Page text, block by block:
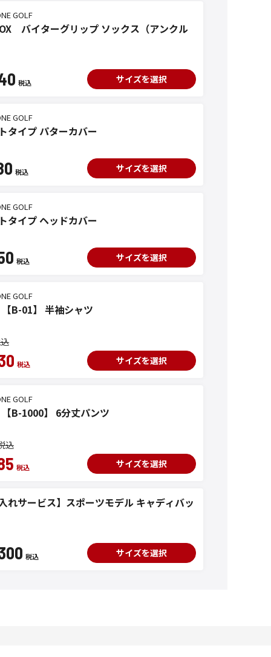
GOLF
バイターグリップ ソックス（アンクル
サイズを選択
GOLF
タイプ パターカバー
サイズを選択
GOLF
タイプ ヘッドカバー
サイズを選択
GOLF
B-01】 半袖シャツ
サイズを選択
GOLF
B-1000】 6分丈パンツ
サイズを選択
れサービス】スポーツモデル キャディバッ
サイズを選択